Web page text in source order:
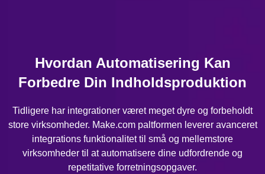
Hvordan Automatisering Kan
Forbedre Din Indholdsproduktion
Tidligere har integrationer været meget dyre og forbeholdt
store virksomheder. Make.com paltformen leverer avanceret
integrations funktionalitet til små og mellemstore
virksomheder til at automatisere dine udfordrende og
repetitative forretningsopgaver.